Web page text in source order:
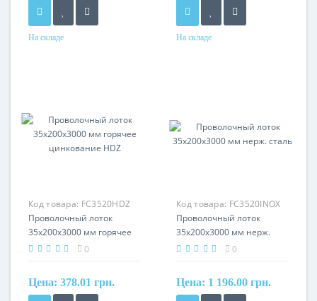
На складе На складе
Код товара: FC3520HDZ
Проволочный лоток
35x200х3000 мм горячее
цинкование HDZ
0
Цена: 378.01 грн.
Код товара: FC3520INOX
Проволочный лоток
35x200х3000 мм нерж.
сталь
0
Цена: 1 196.00 грн.